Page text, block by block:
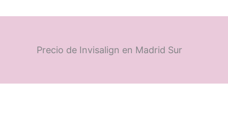
Precio de Invisalign en Madrid Sur